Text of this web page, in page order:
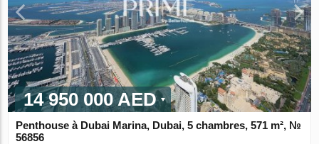
14 950 000 AED
Penthouse à Dubai Marina, Dubai, 5 chambres, 571 m², №
56856